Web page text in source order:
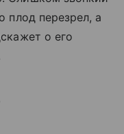
плод перезрел, а
о его